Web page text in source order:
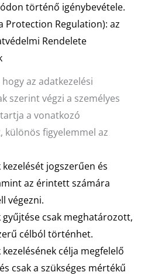
történő igénybevétele.
Protection Regulation): az
Rendelete
az adatkezelési
szerint végzi a személyes
a vonatkozó
különös figyelemmel az
jogszerűen és
az érintett számára
végezni.
gyűjtése csak meghatározott,
célból történhet.
célja megfelelő
csak a szükséges mértékű